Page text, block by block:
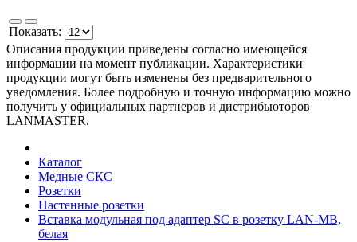
Показать:
Описания продукции приведены согласно имеющейся
информации на момент публикации. Характеристики
продукции могут быть изменены без предварительного
уведомления. Более подробную и точную информацию можно
получить у официальных партнеров и дистрибьюторов
LANMASTER.
Каталог
Медные СКС
Розетки
Настенные розетки
Вставка модульная под адаптер SC в розетку LAN-MB,
белая